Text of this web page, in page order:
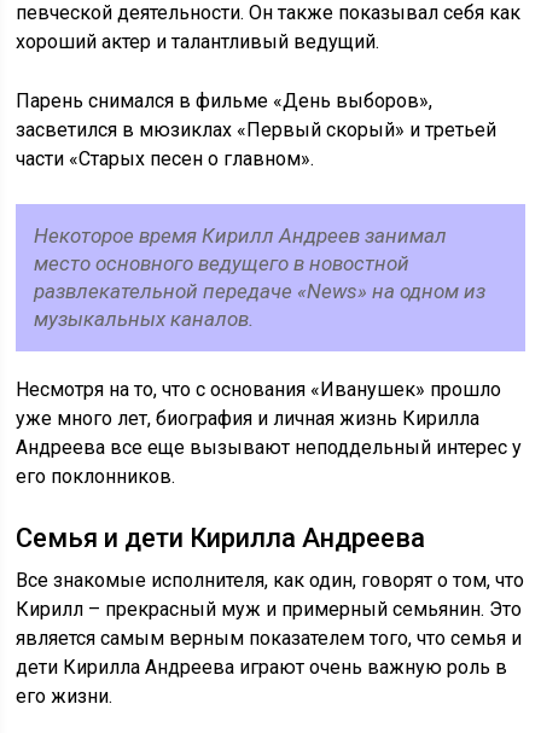
певческой деятельности. Он также показывал себя как
хороший актер и талантливый ведущий.
Парень снимался в фильме «День выборов»,
засветился в мюзиклах «Первый скорый» и третьей
части «Старых песен о главном».
Некоторое время Кирилл Андреев занимал
место основного ведущего в новостной
развлекательной передаче «News» на одном из
музыкальных каналов.
Несмотря на то, что с основания «Иванушек» прошло
уже много лет, биография и личная жизнь Кирилла
Андреева все еще вызывают неподдельный интерес у
его поклонников.
Семья и дети Кирилла Андреева
Все знакомые исполнителя, как один, говорят о том, что
Кирилл – прекрасный муж и примерный семьянин. Это
является самым верным показателем того, что семья и
дети Кирилла Андреева играют очень важную роль в
его жизни.